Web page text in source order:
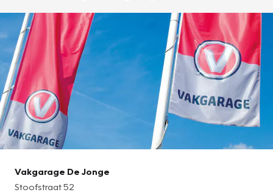
Vakgarage De Jonge
Stoofstraat 52